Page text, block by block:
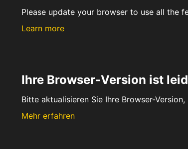
Please update your browser to use all the
Learn more
Ihre Browser-Version ist
Bitte aktualisieren Sie Ihre Browser-
Mehr erfahren